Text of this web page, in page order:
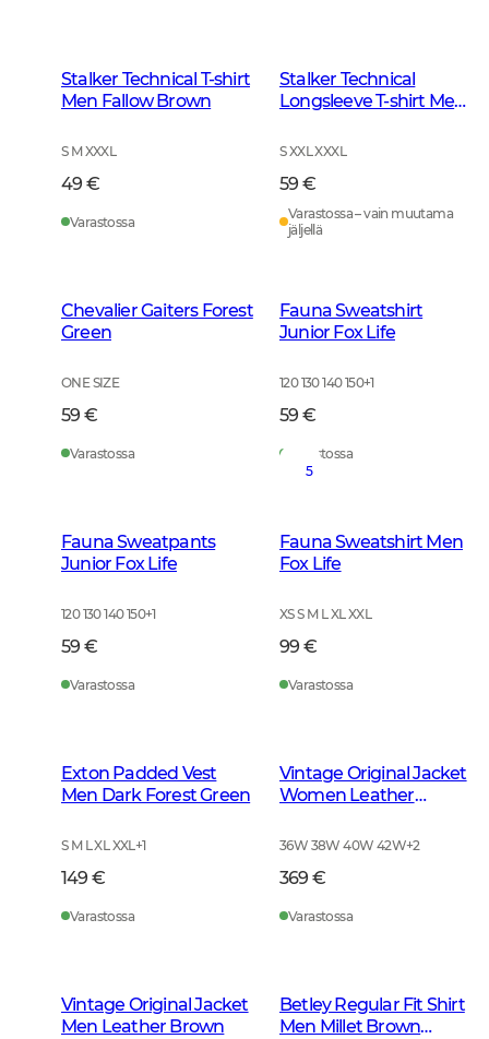
Stalker Technical T-shirt
Men Fallow Brown
S M XXXL
49 €
Varastossa
Stalker Technical
Longsleeve T-shirt Men
S XXL XXXL
59 €
Varastossa – vain muutama
jäljellä
Chevalier Gaiters Forest
Green
ONE SIZE
59 €
Varastossa
Fauna Sweatshirt
Junior Fox Life
120 130 140 150+1
59 €
Varastossa
Fauna Sweatpants
Junior Fox Life
120 130 140 150+1
59 €
Varastossa
5
Fauna Sweatshirt Men
Fox Life
XS S M L XL XXL
99 €
Varastossa
Exton Padded Vest
Men Dark Forest Green
S M L XL XXL+1
149 €
Varastossa
Vintage Original Jacket
Women Leather
36W 38W 40W 42W+2
369 €
Varastossa
Vintage Original Jacket
Men Leather Brown
Betley Regular Fit Shirt
Men Millet Brown